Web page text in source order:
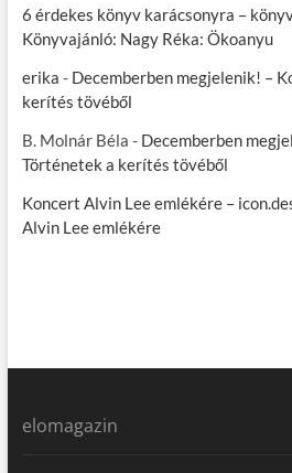
6 érdekes könyv karácsonyra –
Könyvajánló: Nagy Réka: Ökoanyu
erika - Decemberben megjelenik! –
kerítés tövéből
B. Molnár Béla - Decemberben
Történetek a kerítés tövéből
Koncert Alvin Lee emlékére –
Alvin Lee emlékére
elomagazin